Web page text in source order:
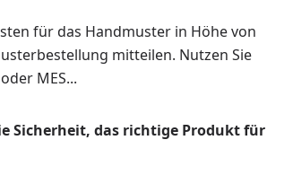
für das Handmuster in Höhe von
mitteilen. Nutzen Sie
MES...
Sicherheit, das richtige Produkt für